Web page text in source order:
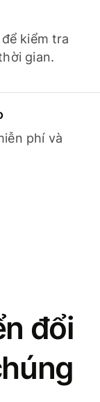
kiểm tra
gian.
phí và
đổi